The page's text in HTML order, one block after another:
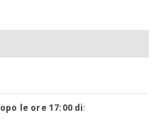
le ore 17:00 di: